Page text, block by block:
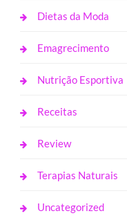
Dietas da Moda
Emagrecimento
Nutrição Esportiva
Receitas
Review
Terapias Naturais
Uncategorized